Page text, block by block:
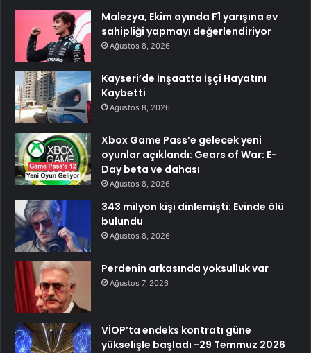
Malezya, Ekim ayında F1 yarışına ev
sahipliği yapmayı değerlendiriyor
Ağustos 8, 2026
Kayseri’de İnşaatta İşçi Hayatını
Kaybetti
Ağustos 8, 2026
Xbox Game Pass’e gelecek yeni
oyunlar açıklandı: Gears of War: E-
Day beta ve dahası
Ağustos 8, 2026
343 milyon kişi dinlemişti: Evinde ölü
bulundu
Ağustos 8, 2026
Perdenin arkasında yoksulluk var
Ağustos 7, 2026
VİOP’ta endeks kontratı güne
yükselişle başladı -29 Temmuz 2026